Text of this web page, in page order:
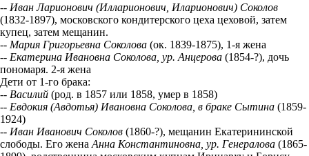
-- Иван Ларионович (Илларионович, Иларионович) Соколов
(1832-1897), московского кондитерского цеха цеховой, затем
купец, затем мещанин.
-- Мария Григорьевна Соколова (ок. 1839-1875), 1-я жена
-- Екатерина Ивановна Соколова, ур. Анцерова (1854-?), дочь
пономаря. 2-я жена
Дети от 1-го брака:
-- Василий (род. в 1857 или 1858, умер в 1858)
-- Евдокия (Авдотья) Ивановна Соколова, в браке Сытина (1859-
1924)
-- Иван Иванович Соколов (1860-?), мещанин Екатерининской
слободы. Его жена Анна Константиновна, ур. Генералова (1865-